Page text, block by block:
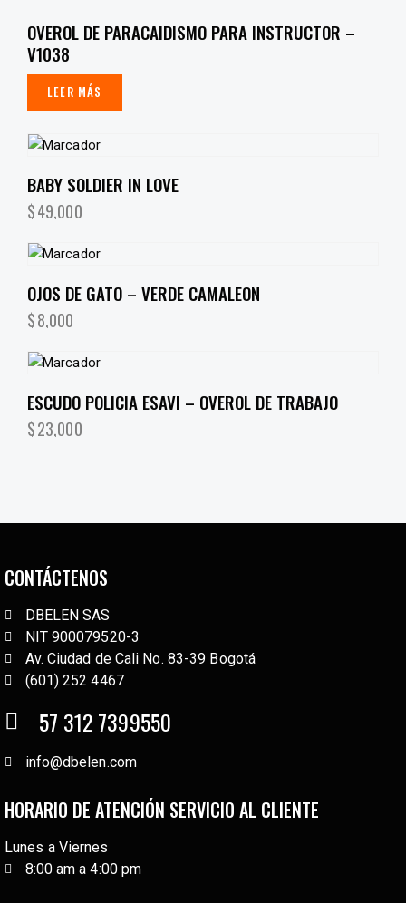
OVEROL DE PARACAIDISMO PARA INSTRUCTOR –
V1038
LEER MÁS
BABY SOLDIER IN LOVE
$49,000
OJOS DE GATO – VERDE CAMALEON
$8,000
ESCUDO POLICIA ESAVI – OVEROL DE TRABAJO
$23,000
CONTÁCTENOS
DBELEN SAS
NIT 900079520-3
Av. Ciudad de Cali No. 83-39 Bogotá
(601) 252 4467
57 312 7399550
info@dbelen.com
HORARIO DE ATENCIÓN SERVICIO AL CLIENTE
Lunes a Viernes
8:00 am a 4:00 pm